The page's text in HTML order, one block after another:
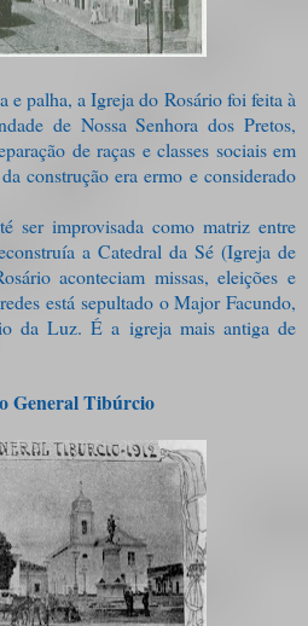
e palha, a Igreja do Rosário foi feita à
de Nossa Senhora dos Pretos,
de raças e classes sociais em
construção era ermo e considerado
ser improvisada como matriz entre
a Catedral da Sé (Igreja de
aconteciam missas, eleições e
está sepultado o Major Facundo,
da Luz. É a igreja mais antiga de
General Tibúrcio